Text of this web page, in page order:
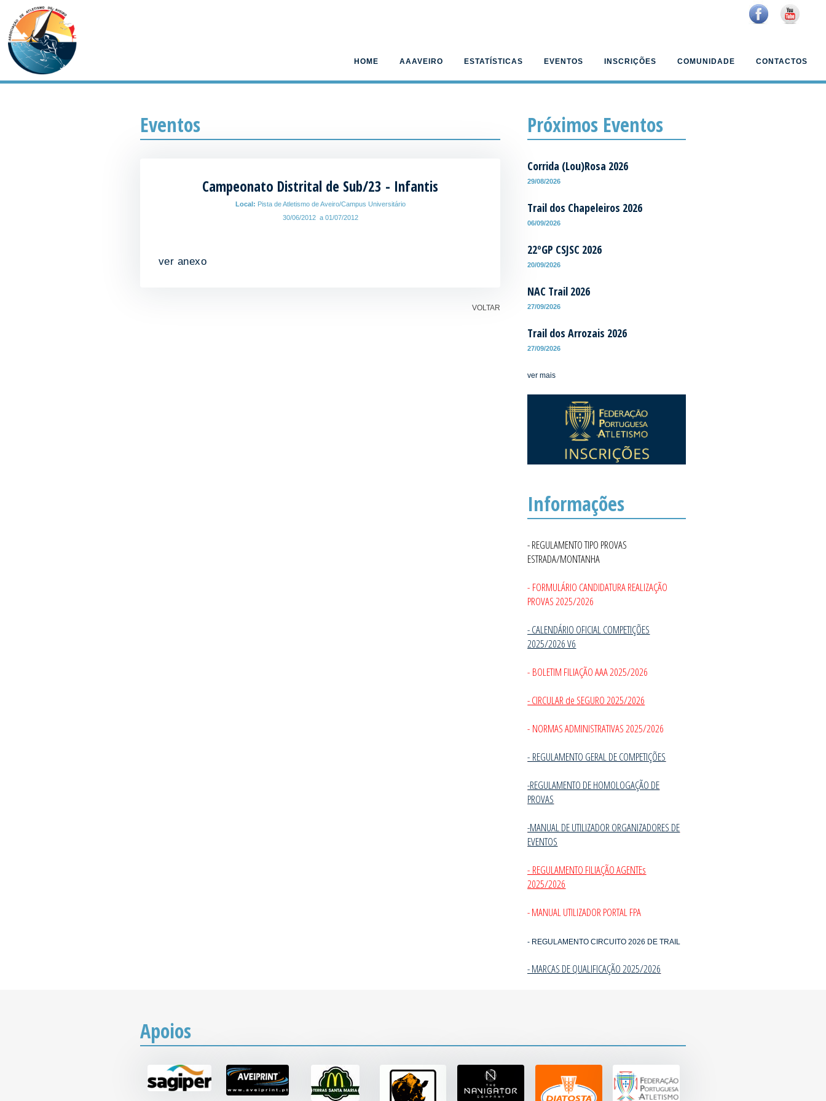
HOME AAAVEIRO ESTATÍSTICAS EVENTOS INSCRIÇÕES COMUNIDADE CONTACTOS
Eventos
Campeonato Distrital de Sub/23 - Infantis
Local: Pista de Atletismo de Aveiro/Campus Universitário
30/06/2012 a 01/07/2012
ver anexo
VOLTAR
Próximos Eventos
Corrida (Lou)Rosa 2026
29/08/2026
Trail dos Chapeleiros 2026
06/09/2026
22ºGP CSJSC 2026
20/09/2026
NAC Trail 2026
27/09/2026
Trail dos Arrozais 2026
27/09/2026
ver mais
Informações
- REGULAMENTO TIPO PROVAS
ESTRADA/MONTANHA
- FORMULÁRIO CANDIDATURA REALIZAÇÃO
PROVAS 2025/2026
- CALENDÁRIO OFICIAL COMPETIÇÕES
2025/2026 V6
- BOLETIM FILIAÇÃO AAA 2025/2026
- CIRCULAR de SEGURO 2025/2026
- NORMAS ADMINISTRATIVAS 2025/2026
- REGULAMENTO GERAL DE COMPETIÇÕES
-REGULAMENTO DE HOMOLOGAÇÃO DE
PROVAS
-MANUAL DE UTILIZADOR ORGANIZADORES DE
EVENTOS
- REGULAMENTO FILIAÇÃO AGENTEs
2025/2026
- MANUAL UTILIZADOR PORTAL FPA
- REGULAMENTO CIRCUITO 2026 DE TRAIL
- MARCAS DE QUALIFICAÇÃO 2025/2026
Apoios